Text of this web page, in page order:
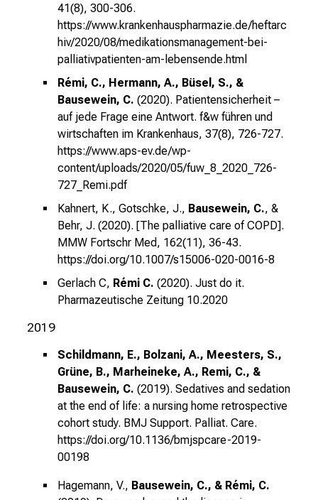
41(8), 300-306.
https://www.krankenhauspharmazie.de/heftarc
hiv/2020/08/medikationsmanagement-bei-
palliativpatienten-am-lebensende.html
Rémi, C., Hermann, A., Büsel, S., &
Bausewein, C. (2020). Patientensicherheit –
auf jede Frage eine Antwort. f&w führen und
wirtschaften im Krankenhaus, 37(8), 726-727.
https://www.aps-ev.de/wp-
content/uploads/2020/05/fuw_8_2020_726-
727_Remi.pdf
Kahnert, K., Gotschke, J., Bausewein, C., &
Behr, J. (2020). [The palliative care of COPD].
MMW Fortschr Med, 162(11), 36-43.
https://doi.org/10.1007/s15006-020-0016-8
Gerlach C, Rémi C. (2020). Just do it.
Pharmazeutische Zeitung 10.2020
2019
Schildmann, E., Bolzani, A., Meesters, S.,
Grüne, B., Marheineke, A., Remi, C., &
Bausewein, C. (2019). Sedatives and sedation
at the end of life: a nursing home retrospective
cohort study. BMJ Support. Palliat. Care.
https://doi.org/10.1136/bmjspcare-2019-
00198
Hagemann, V., Bausewein, C., & Rémi, C.